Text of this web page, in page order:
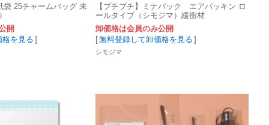
袋 25チャームバッグ 未
開
格を見る ]
【プチプチ】ミナパック エアパッキン ロ
ールタイプ（シモジマ）緩衝材
卸価格は会員のみ公開
[無料登録して卸価格を見る ]
シモジマ